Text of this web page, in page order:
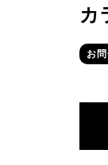
カ
お